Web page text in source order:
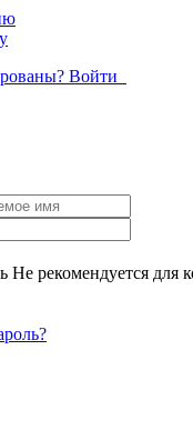
Войти
Не рекомендуется для